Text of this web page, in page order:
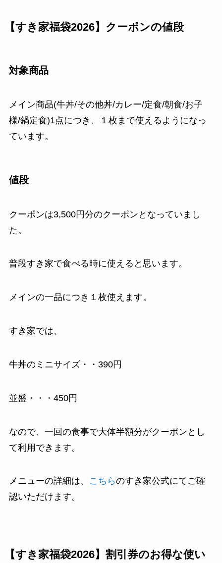
【すき家福袋2026】クーポンの値段
対象商品
メイン商品(牛丼/その他丼/カレー/定食/朝食/お子
様/鍋定食)1点につき、１枚まで使えるようになっ
ています。
値段
クーポンは3,500円分のクーポンとなっていまし
た。
普段すき家で食べる時に使えると思います。
メインの一品につき１枚使えます。
すき家では、
牛丼のミニサイズ・・390円
並盛・・・450円
なので、一回の食事で大体半額分がクーポンとし
て利用できます。
メニューの詳細は、 こちらのすき家公式にてご確
認いただけます。
【すき家福袋2026】割引券のお得な使い